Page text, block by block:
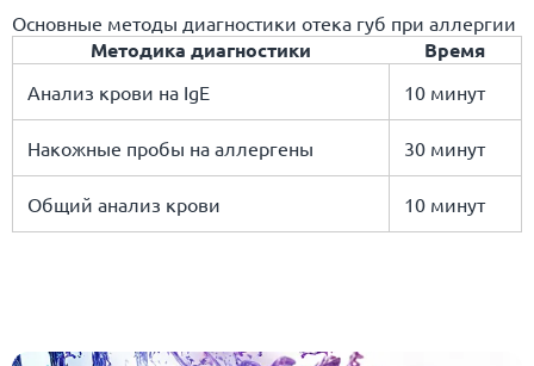
Основные методы диагностики отека губ при аллергии
Методика диагностики Время
Анализ крови на IgE 10 минут
Накожные пробы на аллергены 30 минут
Общий анализ крови 10 минут